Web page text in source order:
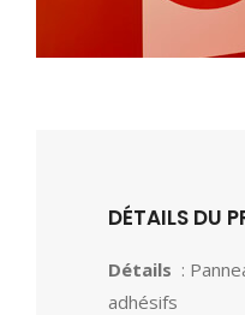
DÉTAILS DU
Détails :
adhésifs